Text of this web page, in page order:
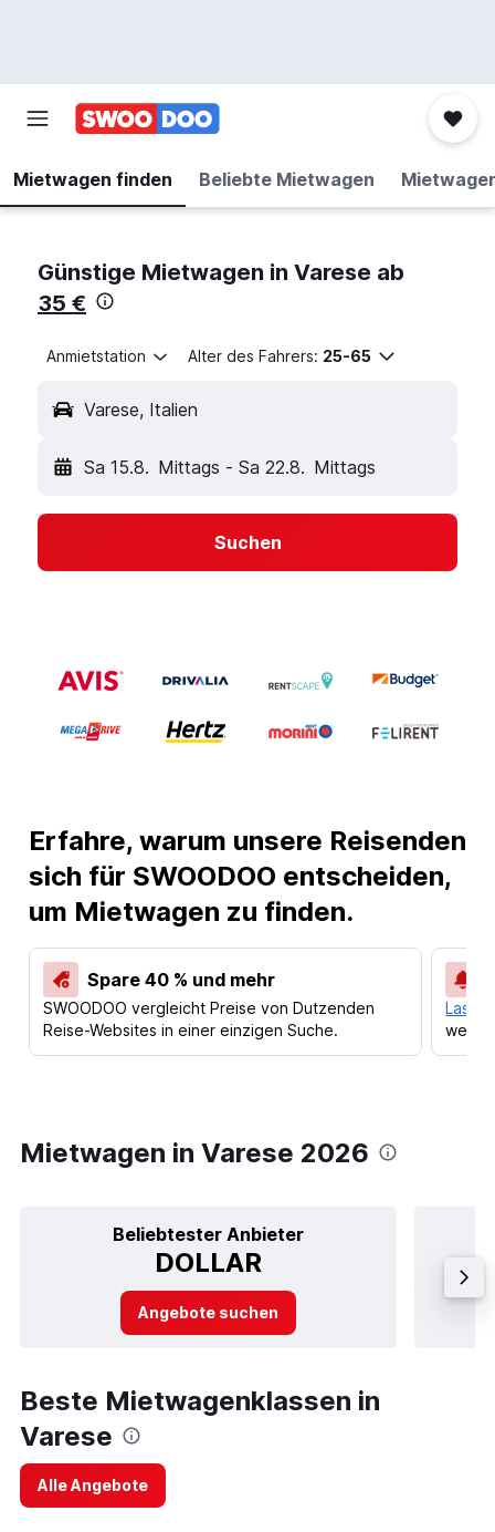
Mietwagen finden Beliebte Mietwagen
Günstige Mietwagen in Varese ab
35 €
Anmietstation Alter des Fahrers: 25-65
Varese, Italien
Sa 15.8. Mittags - Sa 22.8. Mittags
Suchen
Erfahre, warum unsere Reisenden
sich für SWOODOO entscheiden,
um Mietwagen zu finden.
Spare 40 % und mehr
SWOODOO vergleicht Preise von Dutzenden
Reise-Websites in einer einzigen Suche.
Lass
Mietwagen in Varese 2026
Beliebtester Anbieter
DOLLAR
Angebote suchen
Beste Mietwagenklassen in
Varese
Alle Angebote